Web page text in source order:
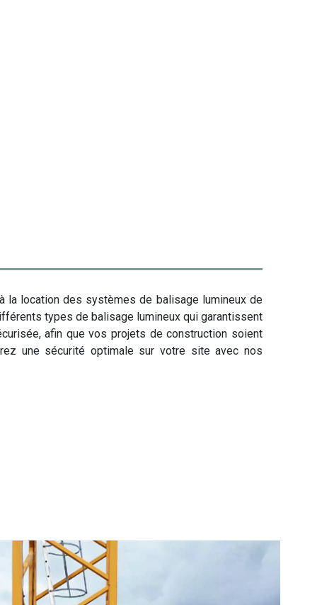
la location des systèmes de balisage lumineux de
types de balisage lumineux qui garantissent
afin que vos projets de construction soient
une sécurité optimale sur votre site avec nos